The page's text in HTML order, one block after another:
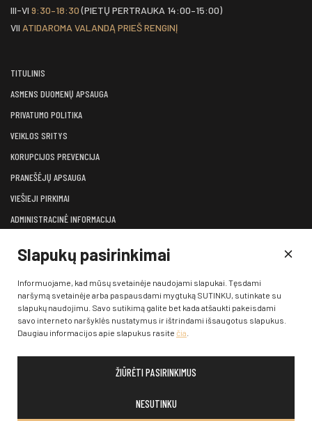
Slapukų pasirinkimai
Informuojame, kad mūsų svetainėje naudojami slapukai. Tęsdami
naršymą svetainėje arba paspausdami mygtuką SUTINKU, sutinkate su
slapukų naudojimu. Savo sutikimą galite bet kada atšaukti pakeisdami
savo interneto naršyklės nustatymus ir ištrindami išsaugotus slapukus.
Daugiau informacijos apie slapukus rasite čia
NESUTINKU
ŽIŪRĖTI PASIRINKIMUS
III-VI 9:30–18:30(PIETŲ PERTRAUKA 14:00–15:00)
VII ATIDAROMA VALANDĄ PRIEŠ RENGINĮ
TITULINIS
ASMENS DUOMENŲ APSAUGA
PRIVATUMO POLITIKA
VEIKLOS SRITYS
KORUPCIJOS PREVENCIJA
PRANEŠĖJŲ APSAUGA
VIEŠIEJI PIRKIMAI
ADMINISTRACINĖ INFORMACIJA
ATVIRI DUOMENYS
KONSULTAVIMASIS SU VISUOMENE
KONTAKTAI